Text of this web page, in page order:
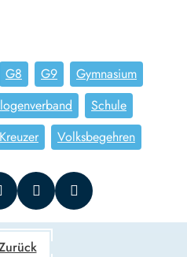
G8 G9
Gymnasium
Schule
Volksbegehren